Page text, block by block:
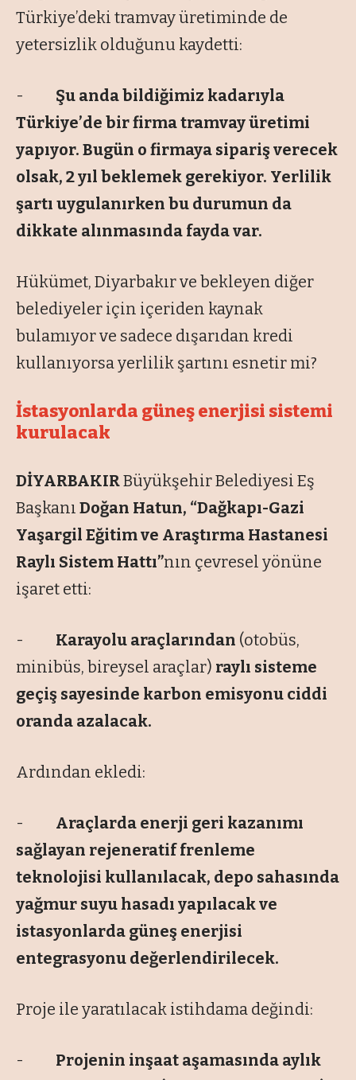
Türkiye’deki tramvay üretiminde de
yetersizlik olduğunu kaydetti:
- Şu anda bildiğimiz kadarıyla
Türkiye’de bir firma tramvay üretimi
yapıyor. Bugün o firmaya sipariş verecek
olsak, 2 yıl beklemek gerekiyor. Yerlilik
şartı uygulanırken bu durumun da
dikkate alınmasında fayda var.
Hükümet, Diyarbakır ve bekleyen diğer
belediyeler için içeriden kaynak
bulamıyor ve sadece dışarıdan kredi
kullanıyorsa yerlilik şartını esnetir mi?
İstasyonlarda güneş enerjisi sistemi
kurulacak
DİYARBAKIRBüyükşehir Belediyesi Eş
Başkanı Doğan Hatun, “Dağkapı-Gazi
Yaşargil Eğitim ve Araştırma Hastanesi
Raylı Sistem Hattı”nın çevresel yönüne
işaret etti:
- Karayolu araçlarından (otobüs,
minibüs, bireysel araçlar) raylı sisteme
geçiş sayesinde karbon emisyonu ciddi
oranda azalacak.
Ardından ekledi:
- Araçlarda enerji geri kazanımı
sağlayan rejeneratif frenleme
teknolojisi kullanılacak, depo sahasında
yağmur suyu hasadı yapılacak ve
istasyonlarda güneş enerjisi
entegrasyonu değerlendirilecek.
Proje ile yaratılacak istihdama değindi:
- Projenin inşaat aşamasında aylık